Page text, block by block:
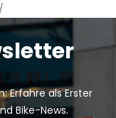
Erfahre als Erster
Bike-News.